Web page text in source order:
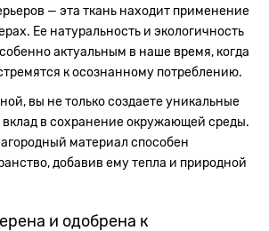
— эта ткань находит применение
Ее натуральность и экологичность
актуальным в наше время, когда
к осознанному потреблению.
вы не только создаете уникальные
в сохранение окружающей среды.
материал способен
добавив ему тепла и природной
и одобрена к